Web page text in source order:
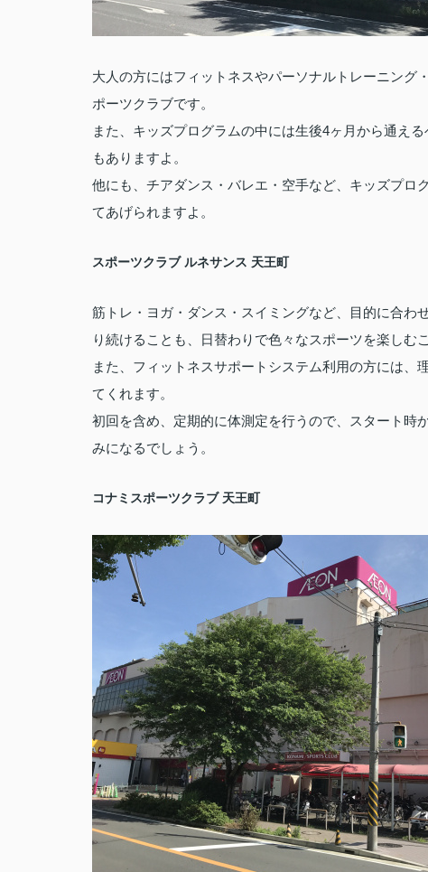
大人の方にはフィットネスやパーソナルトレーニング
ポーツクラブです。
また、キッズプログラムの中には生後4ヶ月から通える
もありますよ。
他にも、チアダンス・バレエ・空手など、キッズプロ
てあげられますよ。
スポーツクラブ ルネサンス 天王町
筋トレ・ヨガ・ダンス・スイミングなど、目的に合わ
り続けることも、日替わりで色々なスポーツを楽しむ
また、フィットネスサポートシステム利用の方には
てくれます。
初回を含め、定期的に体測定を行うので、スタート時
みになるでしょう。
コナミスポーツクラブ 天王町